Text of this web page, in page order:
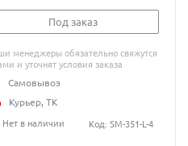
Под заказ
менеджеры обязательно свяжутся
и уточнят условия заказа
Самовывоз
Курьер, ТК
Нет в наличии
Код: SM-351-L-4